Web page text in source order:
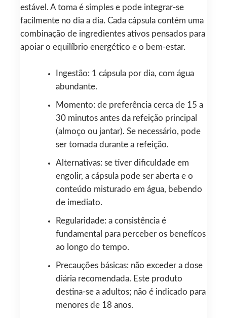
estável. A toma é simples e pode integrar-se
facilmente no dia a dia. Cada cápsula contém uma
combinação de ingredientes ativos pensados para
apoiar o equilíbrio energético e o bem‑estar.
Ingestão: 1 cápsula por dia, com água
abundante.
Momento: de preferência cerca de 15 a
30 minutos antes da refeição principal
(almoço ou jantar). Se necessário, pode
ser tomada durante a refeição.
Alternativas: se tiver dificuldade em
engolir, a cápsula pode ser aberta e o
conteúdo misturado em água, bebendo
de imediato.
Regularidade: a consistência é
fundamental para perceber os benefícos
ao longo do tempo.
Precauções básicas: não exceder a dose
diária recomendada. Este produto
destina-se a adultos; não é indicado para
menores de 18 anos.